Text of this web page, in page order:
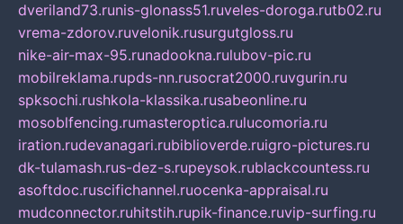
dveriland73.runis-glonass51.ruveles-doroga.rutb02.ru
vrema-zdorov.ruvelonik.rusurgutgloss.ru
nike-air-max-95.runadookna.rulubov-pic.ru
mobilreklama.rupds-nn.rusocrat2000.ruvgurin.ru
spksochi.rushkola-klassika.rusabeonline.ru
mosoblfencing.rumasteroptica.rulucomoria.ru
iration.rudevanagari.rubiblioverde.ruigro-pictures.ru
dk-tulamash.rus-dez-s.rupeysok.rublackcountess.ru
asoftdoc.ruscifichannel.ruocenka-appraisal.ru
mudconnector.ruhitstih.rupik-finance.ruvip-surfing.ru